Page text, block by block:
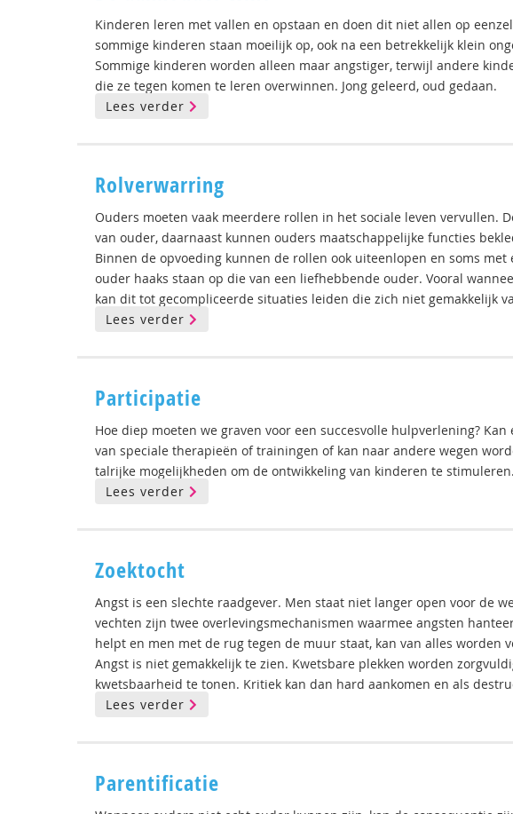
Kinderen leren met vallen en opstaan en doen dit niet allen op
sommige kinderen staan moeilijk op, ook na een betrekkelijk klein
Sommige kinderen worden alleen maar angstiger, terwijl andere
die ze tegen komen te leren overwinnen. Jong geleerd, oud gedaan.
Lees verder
Rolverwarring
Ouders moeten vaak meerdere rollen in het sociale leven vervullen.
van ouder, daarnaast kunnen ouders maatschappelijke functies
Binnen de opvoeding kunnen de rollen ook uiteenlopen en soms
ouder haaks staan op die van een liefhebbende ouder. Vooral
kan dit tot gecompliceerde situaties leiden die zich niet gemakkelijk
Lees verder
Participatie
Hoe diep moeten we graven voor een succesvolle hulpverlening?
van speciale therapieën of trainingen of kan naar andere wegen
talrijke mogelijkheden om de ontwikkeling van kinderen te stimuleren.
Lees verder
Zoektocht
Angst is een slechte raadgever. Men staat niet langer open voor de
vechten zijn twee overlevingsmechanismen waarmee angsten
helpt en men met de rug tegen de muur staat, kan van alles worden
Angst is niet gemakkelijk te zien. Kwetsbare plekken worden
kwetsbaarheid te tonen. Kritiek kan dan hard aankomen en als
Lees verder
Parentificatie